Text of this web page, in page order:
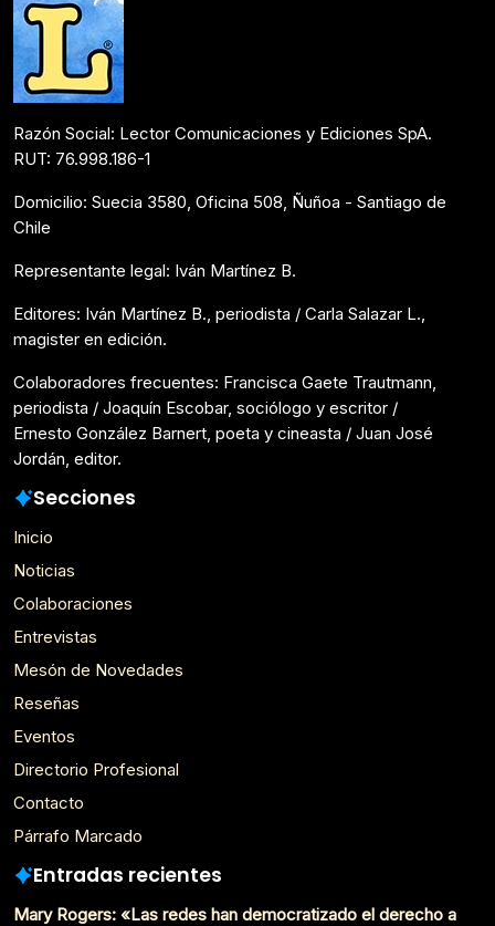
Razón Social: Lector Comunicaciones y Ediciones SpA.
RUT: 76.998.186-1
Domicilio: Suecia 3580, Oficina 508, Ñuñoa - Santiago de
Chile
Representante legal: Iván Martínez B.
Editores: Iván Martínez B., periodista / Carla Salazar L.,
magister en edición.
Colaboradores frecuentes: Francisca Gaete Trautmann,
periodista / Joaquín Escobar, sociólogo y escritor /
Ernesto González Barnert, poeta y cineasta / Juan José
Jordán, editor.
Secciones
Inicio
Noticias
Colaboraciones
Entrevistas
Mesón de Novedades
Reseñas
Eventos
Directorio Profesional
Contacto
Párrafo Marcado
Entradas recientes
Mary Rogers: «Las redes han democratizado el derecho a